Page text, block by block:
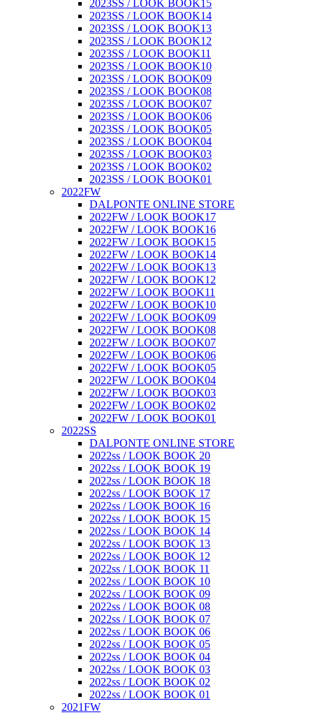
2023SS / LOOK BOOK15
2023SS / LOOK BOOK14
2023SS / LOOK BOOK13
2023SS / LOOK BOOK12
2023SS / LOOK BOOK11
2023SS / LOOK BOOK10
2023SS / LOOK BOOK09
2023SS / LOOK BOOK08
2023SS / LOOK BOOK07
2023SS / LOOK BOOK06
2023SS / LOOK BOOK05
2023SS / LOOK BOOK04
2023SS / LOOK BOOK03
2023SS / LOOK BOOK02
2023SS / LOOK BOOK01
2022FW
DALPONTE ONLINE STORE
2022FW / LOOK BOOK17
2022FW / LOOK BOOK16
2022FW / LOOK BOOK15
2022FW / LOOK BOOK14
2022FW / LOOK BOOK13
2022FW / LOOK BOOK12
2022FW / LOOK BOOK11
2022FW / LOOK BOOK10
2022FW / LOOK BOOK09
2022FW / LOOK BOOK08
2022FW / LOOK BOOK07
2022FW / LOOK BOOK06
2022FW / LOOK BOOK05
2022FW / LOOK BOOK04
2022FW / LOOK BOOK03
2022FW / LOOK BOOK02
2022FW / LOOK BOOK01
2022SS
DALPONTE ONLINE STORE
2022ss / LOOK BOOK 20
2022ss / LOOK BOOK 19
2022ss / LOOK BOOK 18
2022ss / LOOK BOOK 17
2022ss / LOOK BOOK 16
2022ss / LOOK BOOK 15
2022ss / LOOK BOOK 14
2022ss / LOOK BOOK 13
2022ss / LOOK BOOK 12
2022ss / LOOK BOOK 11
2022ss / LOOK BOOK 10
2022ss / LOOK BOOK 09
2022ss / LOOK BOOK 08
2022ss / LOOK BOOK 07
2022ss / LOOK BOOK 06
2022ss / LOOK BOOK 05
2022ss / LOOK BOOK 04
2022ss / LOOK BOOK 03
2022ss / LOOK BOOK 02
2022ss / LOOK BOOK 01
2021FW